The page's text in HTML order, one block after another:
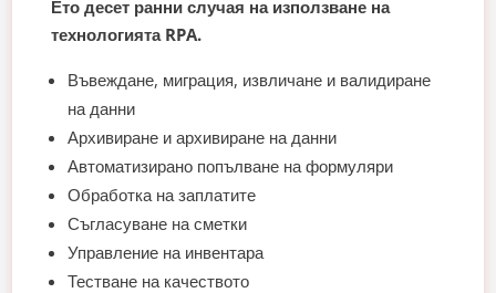
Ето десет ранни случая на използване на
технологията RPA.
Въвеждане, миграция, извличане и валидиране
на данни
Архивиране и архивиране на данни
Автоматизирано попълване на формуляри
Обработка на заплатите
Съгласуване на сметки
Управление на инвентара
Тестване на качеството